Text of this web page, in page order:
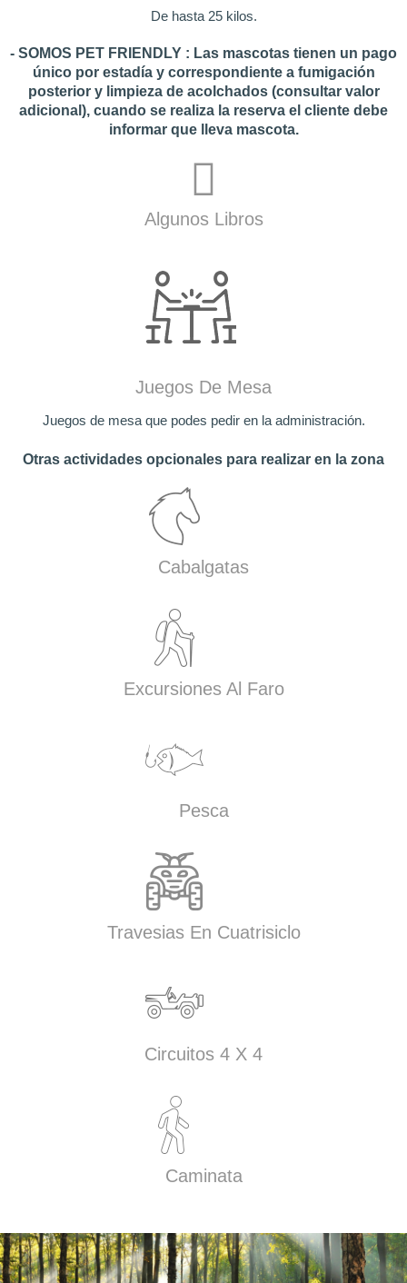
De hasta 25 kilos.
- SOMOS PET FRIENDLY : Las mascotas tienen un pago
único por estadía y correspondiente a fumigación
posterior y limpieza de acolchados (consultar valor
adicional), cuando se realiza la reserva el cliente debe
informar que lleva mascota.
Algunos Libros
Juegos De Mesa
Juegos de mesa que podes pedir en la administración.
Otras actividades opcionales para realizar en la zona
Cabalgatas
Excursiones Al Faro
Pesca
Travesias En Cuatrisiclo
Circuitos 4 X 4
Caminata